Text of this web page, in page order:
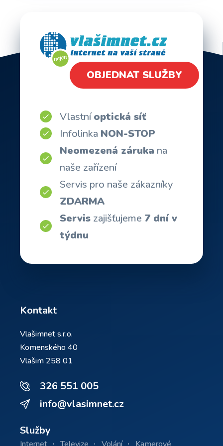
OBJEDNAT SLUŽBY
Vlastníoptická síť
Infolinka NON-STOP
Neomezená záruka na
naše zařízení
Servis pro naše zákazníky
ZDARMA
Servis zajišťujeme 7 dní v
týdnu
Kontakt
Vlašimnet s.r.o.
Komenského 40
Vlašim 258 01
326 551 005
info@vlasimnet.cz
Služby